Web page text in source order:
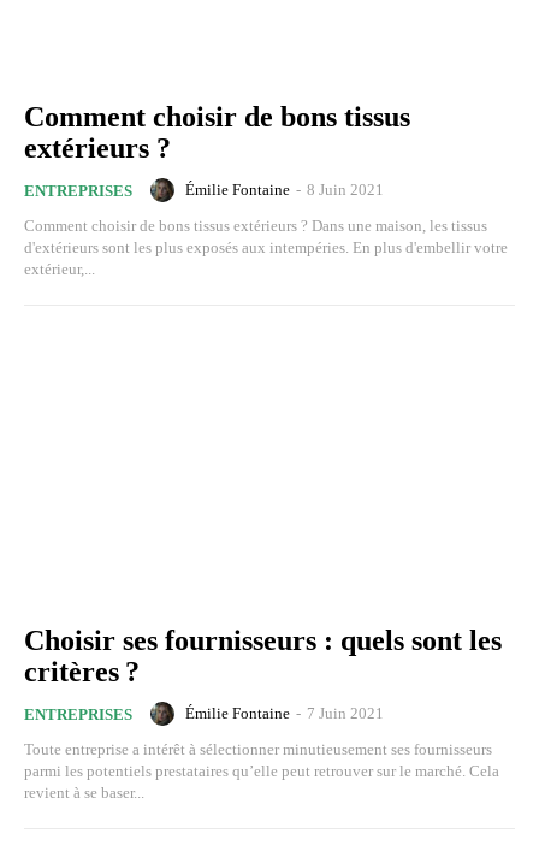
Comment choisir de bons tissus
extérieurs ?
ENTREPRISES Émilie Fontaine - 8 Juin 2021
Comment choisir de bons tissus extérieurs ? Dans une maison, les tissus
d'extérieurs sont les plus exposés aux intempéries. En plus d'embellir votre
extérieur,...
Choisir ses fournisseurs : quels sont les
critères ?
ENTREPRISES Émilie Fontaine - 7 Juin 2021
Toute entreprise a intérêt à sélectionner minutieusement ses fournisseurs
parmi les potentiels prestataires qu’elle peut retrouver sur le marché. Cela
revient à se baser...